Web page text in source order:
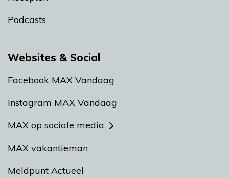
Podcasts
Websites & Social
Facebook MAX Vandaag
Instagram MAX Vandaag
MAX op sociale media
MAX vakantieman
Meldpunt Actueel